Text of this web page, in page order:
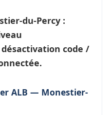
du-Percy :
code /
ALB — Monestier-